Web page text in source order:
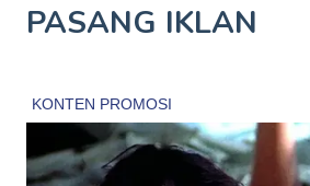
PASANG IKLAN